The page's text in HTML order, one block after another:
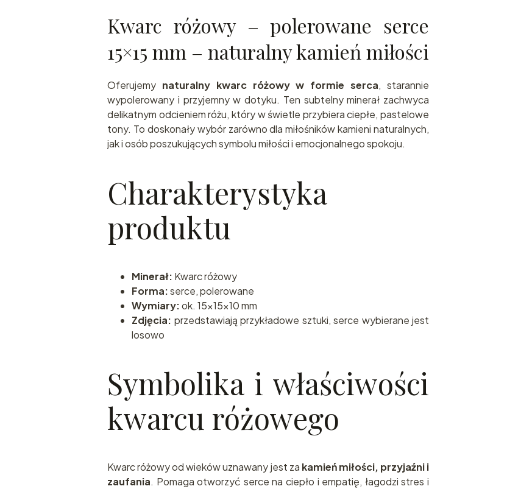
Kwarc różowy – polerowane serce
15×15 mm – naturalny kamień miłości
Oferujemy naturalny kwarc różowy w formie serca, starannie
wypolerowany i przyjemny w dotyku. Ten subtelny minerał zachwyca
delikatnym odcieniem różu, który w świetle przybiera ciepłe, pastelowe
tony. To doskonały wybór zarówno dla miłośników kamieni naturalnych,
jak i osób poszukujących symbolu miłości i emocjonalnego spokoju.
Charakterystyka
produktu
Minerał: Kwarc różowy
Forma:serce, polerowane
Wymiary:ok. 15x15x10 mm
Zdjęcia: przedstawiają przykładowe sztuki, serce wybierane jest
losowo
Symbolika i właściwości
kwarcu różowego
Kwarc różowy od wieków uznawany jest za kamień miłości, przyjaźni i
zaufania. Pomaga otworzyć serce na ciepło i empatię, łagodzi stres i